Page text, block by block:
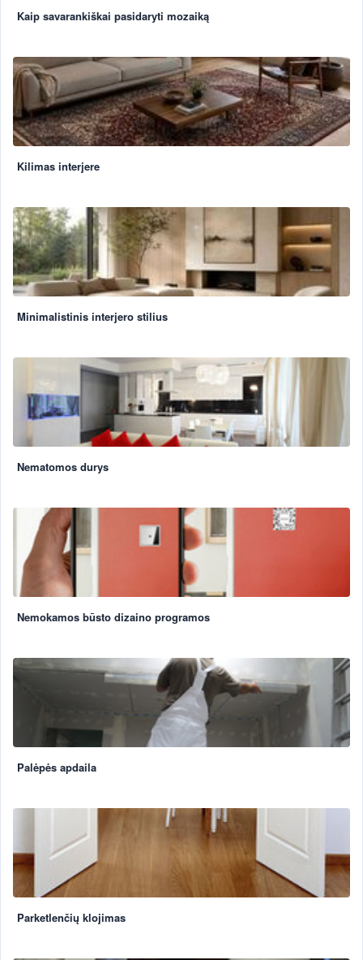
Kaip savarankiškai pasidaryti mozaiką
Kilimas interjere
Minimalistinis interjero stilius
Nematomos durys
Nemokamos būsto dizaino programos
Palėpės apdaila
Parketlenčių klojimas